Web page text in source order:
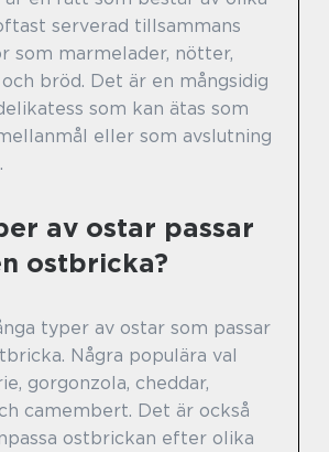
serverad tillsammans
som marmelader, nötter,
bröd. Det är en mångsidig
som kan ätas som
eller som avslutning
av ostar passar
ostbricka?
typer av ostar som passar
Några populära val
gorgonzola, cheddar,
camembert. Det är också
ostbrickan efter olika